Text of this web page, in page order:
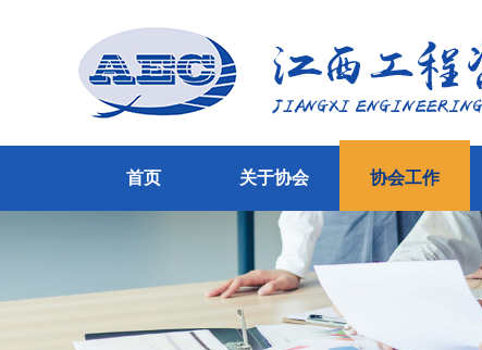
首页 关于协会 协会工作